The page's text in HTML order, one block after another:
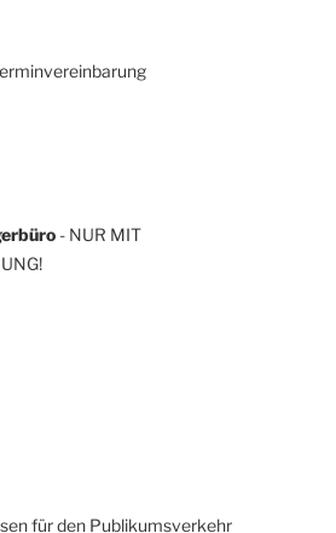
- NUR MIT
für den Publikumsverkehr